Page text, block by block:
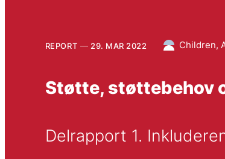
REPORT 29. MAR 2022 Children,
Støtte, støttebehov
Delrapport 1.